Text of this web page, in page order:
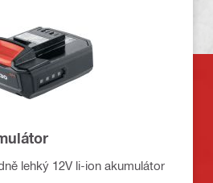
lehký 12V li-ion akumulátor